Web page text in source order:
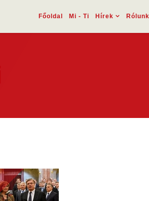
Főoldal Mi - Ti Hírek Rólunk